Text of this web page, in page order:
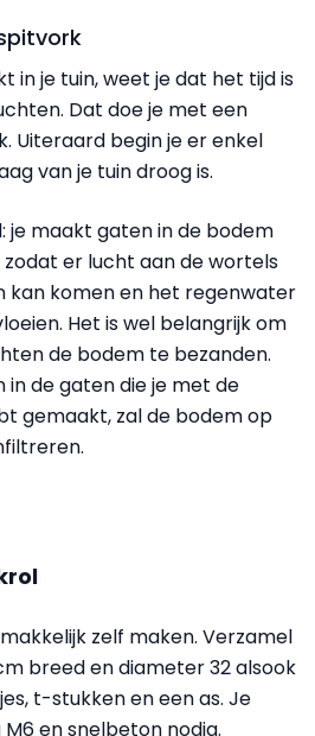
in je tuin, weet je dat het tijd is
Dat doe je met een
Uiteraard begin je er enkel
van je tuin droog is.
je maakt gaten in de bodem
zodat er lucht aan de wortels
kan komen en het regenwater
Het is wel belangrijk om
de bodem te bezanden.
in de gaten die je met de
gemaakt, zal de bodem op
zelf maken. Verzamel
breed en diameter 32 alsook
t-stukken en een as. Je
en snelbeton nodig.